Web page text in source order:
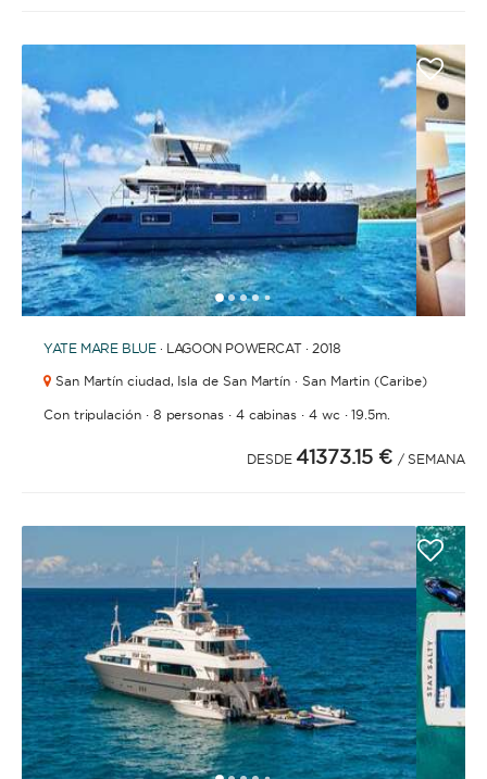
12345 67891011
YATE MARE BLUE· LAGOON POWERCAT · 2018
San Martín ciudad, Isla de San Martín · San Martin (Caribe)
Con tripulación· 8 personas· 4 cabinas · 4 wc·19.5m.
DESDE 41373.15 € / SEMANA